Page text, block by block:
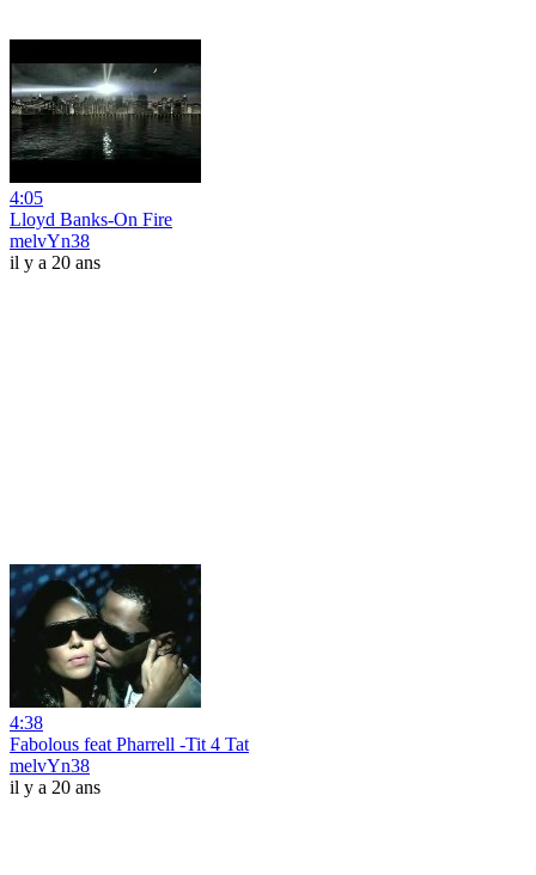
4:05
Lloyd Banks-On Fire
melvYn38
il y a 20 ans
4:38
Fabolous feat Pharrell -Tit 4 Tat
melvYn38
il y a 20 ans